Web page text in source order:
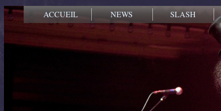
ACCUEIL NEWS SLASH